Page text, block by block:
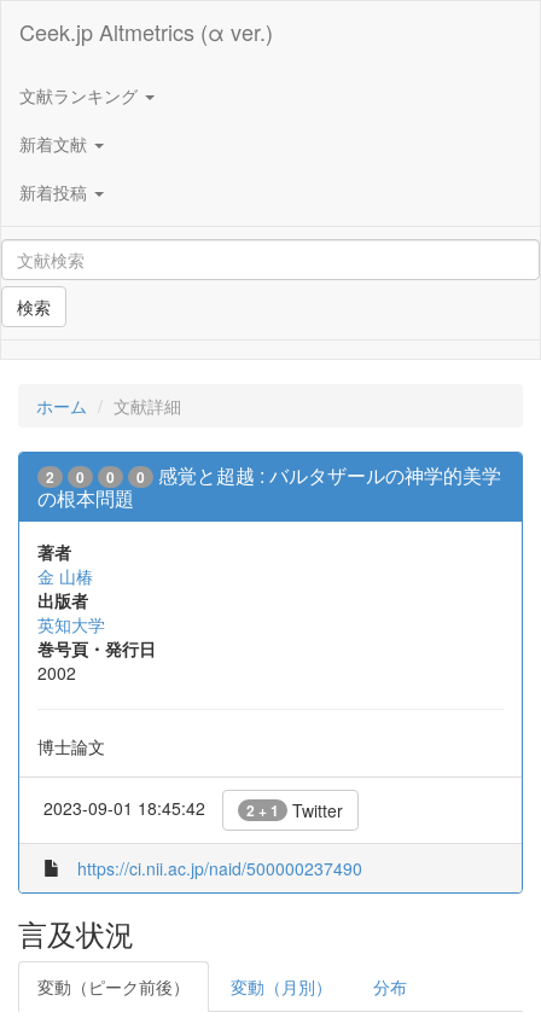
Ceek.jp Altmetrics (α ver.)
文献ランキング
新着文献
新着投稿
検索
ホーム 文献詳細
2 0 0 0
感覚と超越 : バルタザールの神学的美学
の根本問題
著者
金 山椿
出版者
英知大学
巻号頁・発行日
2002
博士論文
2023-09-01 18:45:42 2 + 1 Twitter
https://ci.nii.ac.jp/naid/500000237490
言及状況
変動（ピーク前後） 変動（月別） 分布